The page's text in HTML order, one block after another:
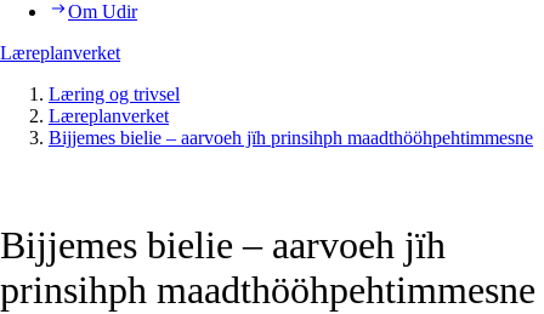
Om Udir
Læreplanverket
Læring og trivsel
Læreplanverket
Bijjemes bielie – aarvoeh jïh prinsihph maadthööhpehtimmesne
Bijjemes bielie – aarvoeh jïh
prinsihph maadthööhpehtimmesne